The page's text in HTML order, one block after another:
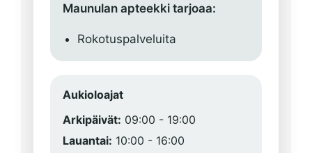
Maunulan apteekki tarjoaa:
Rokotuspalveluita
Aukioloajat
Arkipäivät: 09:00 - 19:00
Lauantai: 10:00 - 16:00